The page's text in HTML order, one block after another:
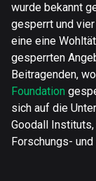
wurde bekannt
gesperrt und
eine eine
gesperrten
Beitragenden,
Foundation
sich auf die
Goodall
Forschungs-